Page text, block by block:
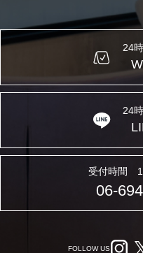
24
24
受付時間
06-
FOLLOW US